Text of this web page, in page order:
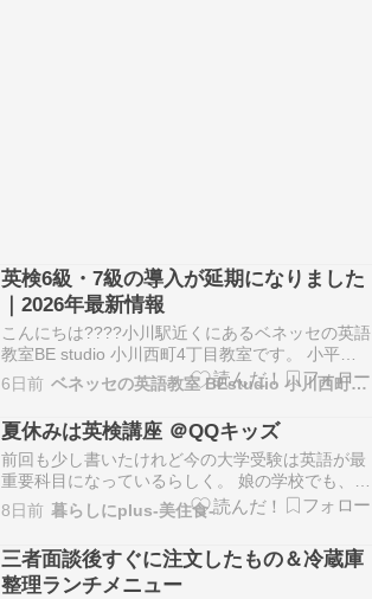
英検6級・7級の導入が延期になりました
｜2026年最新情報
こんにちは????小川駅近くにあるベネッセの英語
教室BE studio 小川西町4丁目教室です。 小平
市・東村山市を中心に、近隣地域からも通ってい
ただいています???? 以前、2026年度第3回から
新設予定の英検6級・7級についてお知らせしまし
た。 その後、英検協会から続報があ…
6日前 ベネッセの英語教室 BEstudio 小川西町4丁目教室
夏休みは英検講座 ＠QQキッズ
前回も少し書いたけれど今の大学受験は英語が最
重要科目になっているらしく。 娘の学校でも、英
検！英検！1学期の終わりに、現在持っている英
検の資格を報告しなければいけないノルマがあっ
たり。 娘は小５の終わりでとった３級のあとずっ
と英検から遠ざかり中１の終わりで初めて英検準
２級を受け…
8日前 暮らしにplus-美住食-
三者面談後すぐに注文したもの＆冷蔵庫
整理ランチメニュー